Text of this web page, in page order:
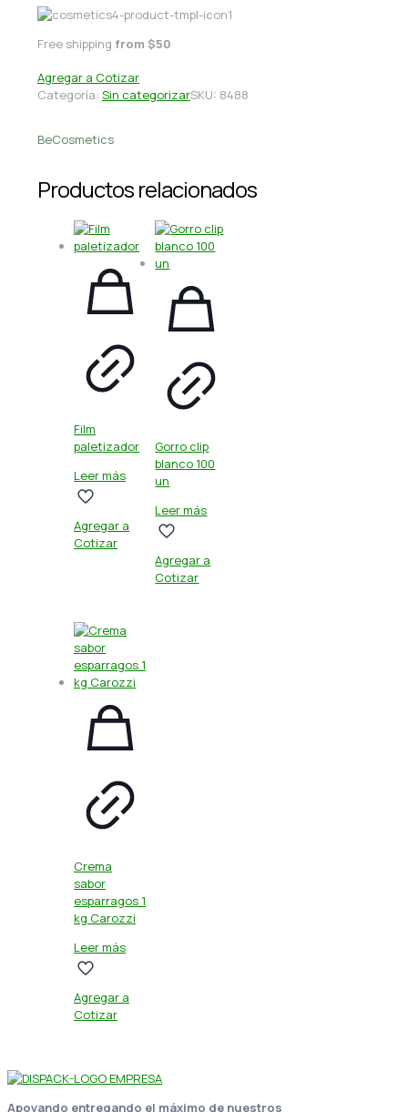
Free shipping from $50
Agregar a Cotizar
Categoría: Sin categorizarSKU: 8488
BeCosmetics
Productos relacionados
Film
paletizador
Leer más
Agregar a
Cotizar
Gorro clip
blanco 100
un
Leer más
Agregar a
Cotizar
Crema
sabor
esparragos 1
kg Carozzi
Leer más
Agregar a
Cotizar
Apoyando entregando el máximo de nuestros